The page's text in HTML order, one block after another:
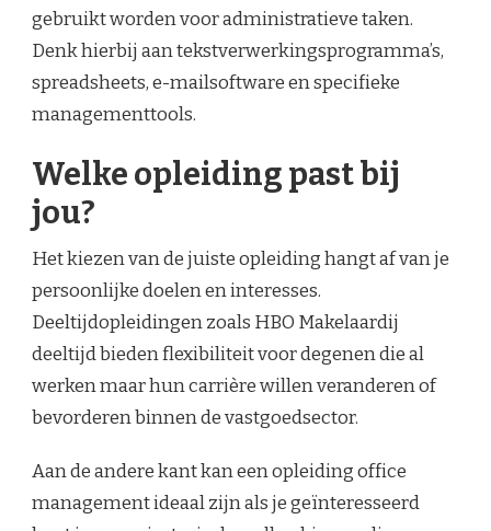
gebruikt worden voor administratieve taken.
Denk hierbij aan tekstverwerkingsprogramma’s,
spreadsheets, e-mailsoftware en specifieke
managementtools.
Welke opleiding past bij
jou?
Het kiezen van de juiste opleiding hangt af van je
persoonlijke doelen en interesses.
Deeltijdopleidingen zoals HBO Makelaardij
deeltijd bieden flexibiliteit voor degenen die al
werken maar hun carrière willen veranderen of
bevorderen binnen de vastgoedsector.
Aan de andere kant kan een opleiding office
management ideaal zijn als je geïnteresseerd